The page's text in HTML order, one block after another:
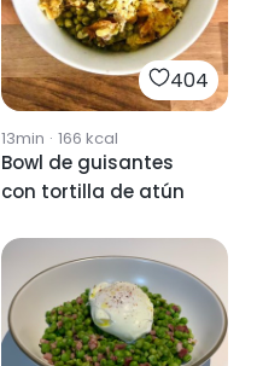
404
13min · 166 kcal
Bowl de guisantes
con tortilla de atún